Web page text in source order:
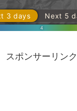
スポンサーリンク